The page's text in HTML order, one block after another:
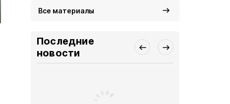
Все материалы
Последние
новости